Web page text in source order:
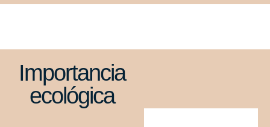
Importancia
ecológica